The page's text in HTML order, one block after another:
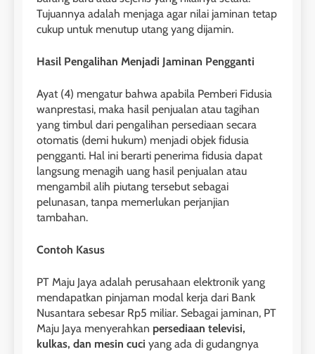
Tujuannya adalah menjaga agar nilai jaminan tetap
cukup untuk menutup utang yang dijamin.
Hasil Pengalihan Menjadi Jaminan Pengganti
Ayat (4) mengatur bahwa apabila Pemberi Fidusia
wanprestasi, maka hasil penjualan atau tagihan
yang timbul dari pengalihan persediaan secara
otomatis (demi hukum) menjadi objek fidusia
pengganti. Hal ini berarti penerima fidusia dapat
langsung menagih uang hasil penjualan atau
mengambil alih piutang tersebut sebagai
pelunasan, tanpa memerlukan perjanjian
tambahan.
Contoh Kasus
PT Maju Jaya adalah perusahaan elektronik yang
mendapatkan pinjaman modal kerja dari Bank
Nusantara sebesar Rp5 miliar. Sebagai jaminan, PT
Maju Jaya menyerahkan persediaan televisi,
kulkas, dan mesin cuci yang ada di gudangnya